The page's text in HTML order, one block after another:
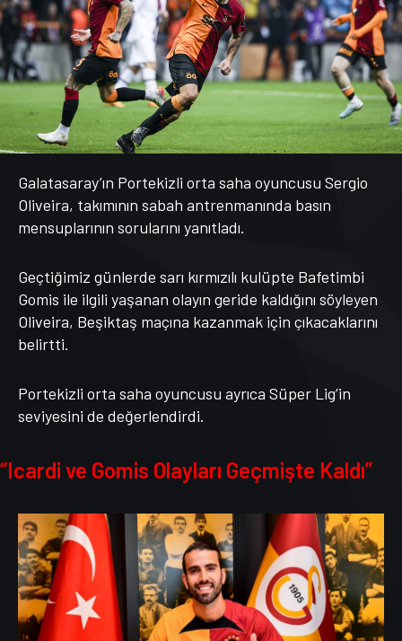
Galatasaray’ın Portekizli orta saha oyuncusu Sergio
Oliveira, takımının sabah antrenmanında basın
mensuplarının sorularını yanıtladı.
Geçtiğimiz günlerde sarı kırmızılı kulüpte Bafetimbi
Gomis ile ilgili yaşanan olayın geride kaldığını söyleyen
Oliveira, Beşiktaş maçına kazanmak için çıkacaklarını
belirtti.
Portekizli orta saha oyuncusu ayrıca Süper Lig’in
seviyesini de değerlendirdi.
“Icardi ve Gomis Olayları Geçmişte Kaldı”